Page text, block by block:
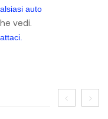
auto
vedi.